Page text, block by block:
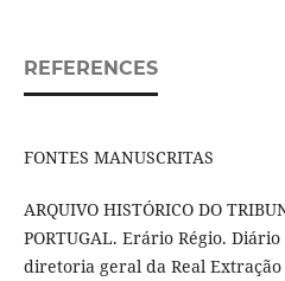
REFERENCES
FONTES MANUSCRITAS
ARQUIVO HISTÓRICO DO
PORTUGAL. Erário Régio.
diretoria geral da Real Extração